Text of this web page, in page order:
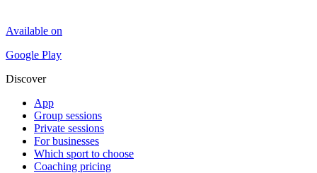
Available on
Google Play
Discover
App
Group sessions
Private sessions
For businesses
Which sport to choose
Coaching pricing